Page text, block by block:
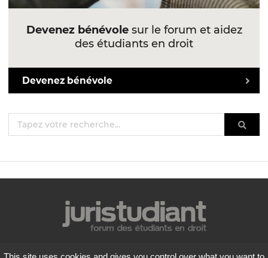
Devenez bénévolesur le forum et aidez
des étudiants en droit
Devenez bénévole
Mentions légales